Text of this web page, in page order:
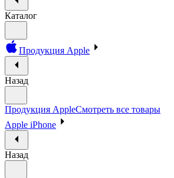
Каталог
Продукция Apple
Назад
Продукция AppleСмотреть все товары
Apple iPhone
Назад